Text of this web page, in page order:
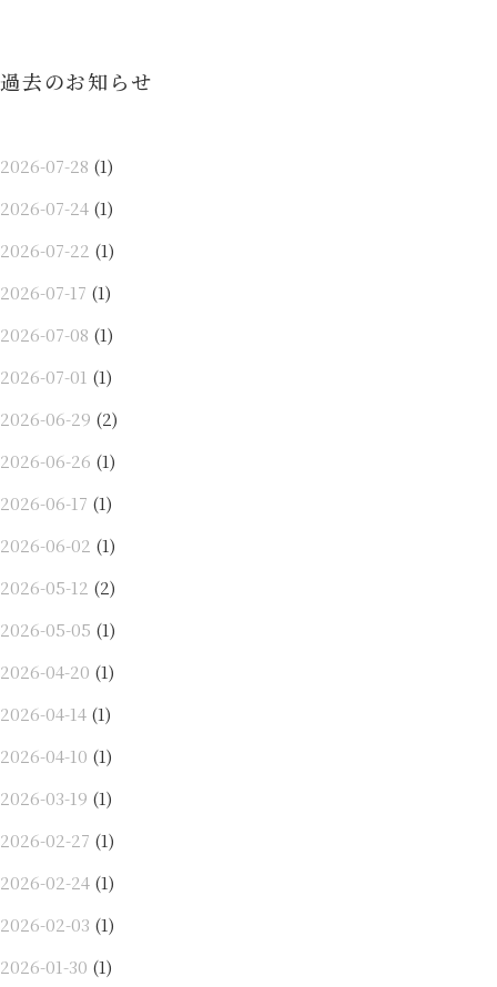
過去のお知らせ
2026-07-28 (1)
2026-07-24 (1)
2026-07-22 (1)
2026-07-17 (1)
2026-07-08 (1)
2026-07-01 (1)
2026-06-29 (2)
2026-06-26 (1)
2026-06-17 (1)
2026-06-02 (1)
2026-05-12 (2)
2026-05-05 (1)
2026-04-20 (1)
2026-04-14 (1)
2026-04-10 (1)
2026-03-19 (1)
2026-02-27 (1)
2026-02-24 (1)
2026-02-03 (1)
2026-01-30 (1)